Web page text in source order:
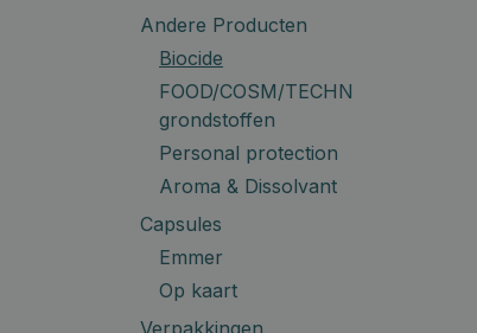
Andere Producten
Biocide
FOOD/COSM/TECHN
grondstoffen
Personal protection
Aroma & Dissolvant
Capsules
Emmer
Op kaart
Verpakkingen